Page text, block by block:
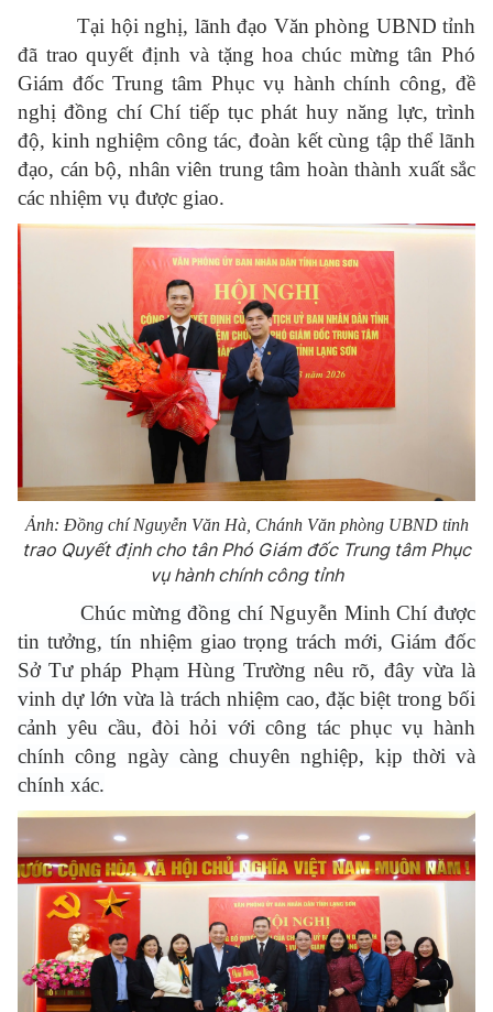
Tại hội nghị, lãnh đạo Văn phòng UBND tỉnh
đã trao quyết định và tặng hoa chúc mừng tân Phó
Giám đốc Trung tâm Phục vụ hành chính công, đề
nghị đồng chí Chí tiếp tục phát huy năng lực, trình
độ, kinh nghiệm công tác, đoàn kết cùng tập thể lãnh
đạo, cán bộ, nhân viên trung tâm hoàn thành xuất sắc
các nhiệm vụ được giao.
Ảnh: Đồng chí Nguyễn Văn Hà, Chánh Văn phòng UBND tỉnh
trao Quyết định cho tân Phó Giám đốc Trung tâm Phục
vụ hành chính công tỉnh
Chúc mừng đồng chí Nguyễn Minh Chí được
tin tưởng, tín nhiệm giao trọng trách mới, Giám đốc
Sở Tư pháp Phạm Hùng Trường nêu rõ, đây vừa là
vinh dự lớn vừa là trách nhiệm cao, đặc biệt trong bối
cảnh yêu cầu, đòi hỏi với công tác phục vụ hành
chính công ngày càng chuyên nghiệp, kịp thời và
chính xác.